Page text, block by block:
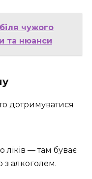
чужого
та нюанси
дотримуватися
ліків — там буває
з алкоголем.